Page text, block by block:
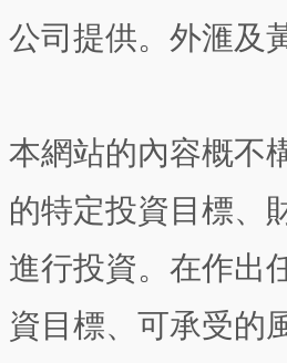
公司提供。外滙及
本網站的內容概不
的特定投資目標、
進行投資。在作出
資目標、可承受的